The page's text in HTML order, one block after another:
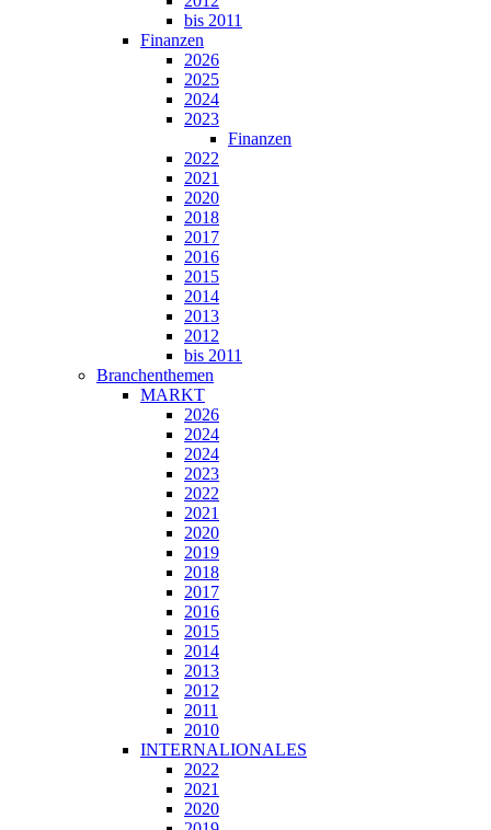
bis 2011
Finanzen
2026
2025
2024
2023
Finanzen
2022
2021
2020
2018
2017
2016
2015
2014
2013
2012
bis 2011
Branchenthemen
MARKT
2026
2024
2024
2023
2022
2021
2020
2019
2018
2017
2016
2015
2014
2013
2012
2011
2010
INTERNALIONALES
2022
2021
2020